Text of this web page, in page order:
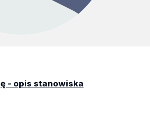
- opis stanowiska